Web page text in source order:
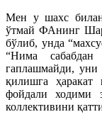
Мен у шахс
ўтмай ФАнинг
бўлиб, унда
“Нима
гаплашмайди, уни
қилишга
фойдали ходими
коллективини